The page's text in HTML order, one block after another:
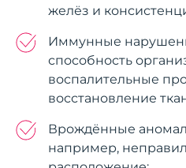
желёз и
Иммунные
способность
воспалительные
восстановление
Врождённые
например,